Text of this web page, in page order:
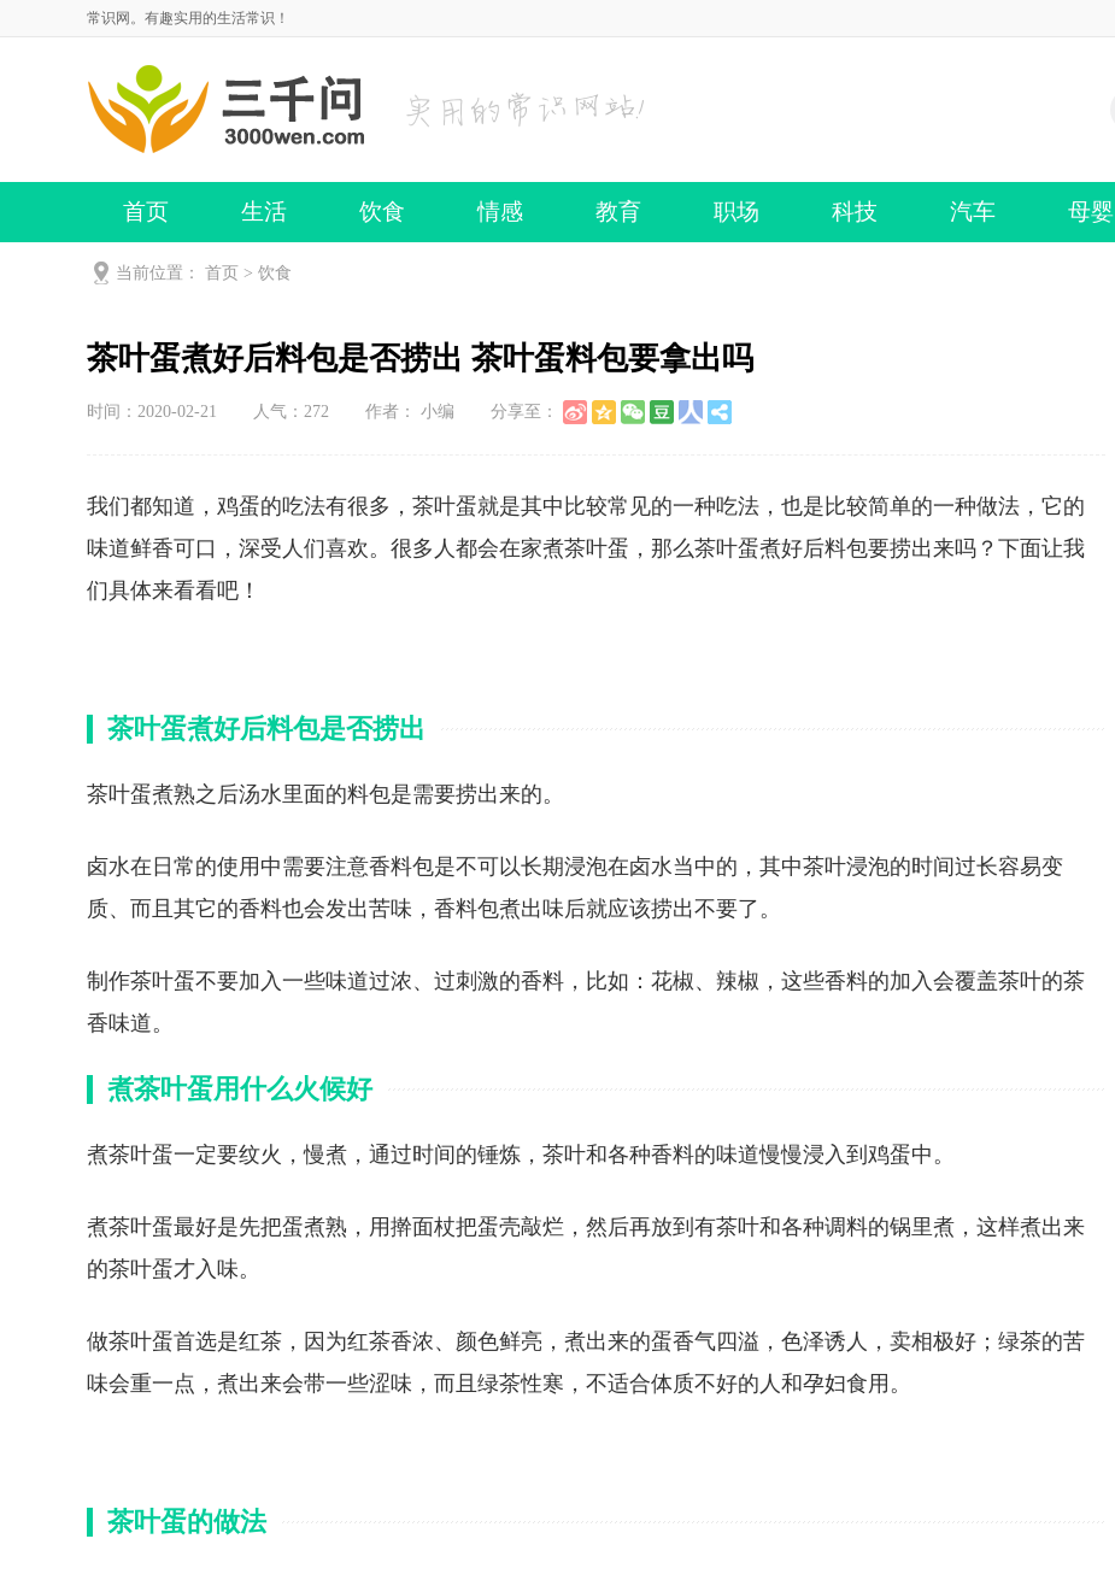
常识网。有趣实用的生活常识！
首页 生活 饮食 情感 教育 职场 科技 汽车 母婴
当前位置： 首页 > 饮食
茶叶蛋煮好后料包是否捞出 茶叶蛋料包要拿出吗
时间：2020-02-21 人气： 272 作者： 小编 分享至：
我们都知道，鸡蛋的吃法有很多，茶叶蛋就是其中比较常见的一种吃法，也是比较简单的一种做法，它的
味道鲜香可口，深受人们喜欢。很多人都会在家煮茶叶蛋，那么茶叶蛋煮好后料包要捞出来吗？下面让我
们具体来看看吧！
茶叶蛋煮好后料包是否捞出
茶叶蛋煮熟之后汤水里面的料包是需要捞出来的。
卤水在日常的使用中需要注意香料包是不可以长期浸泡在卤水当中的，其中茶叶浸泡的时间过长容易变
质、而且其它的香料也会发出苦味，香料包煮出味后就应该捞出不要了。
制作茶叶蛋不要加入一些味道过浓、过刺激的香料，比如：花椒、辣椒，这些香料的加入会覆盖茶叶的茶
香味道。
煮茶叶蛋用什么火候好
煮茶叶蛋一定要纹火，慢煮，通过时间的锤炼，茶叶和各种香料的味道慢慢浸入到鸡蛋中。
煮茶叶蛋最好是先把蛋煮熟，用擀面杖把蛋壳敲烂，然后再放到有茶叶和各种调料的锅里煮，这样煮出来
的茶叶蛋才入味。
做茶叶蛋首选是红茶，因为红茶香浓、颜色鲜亮，煮出来的蛋香气四溢，色泽诱人，卖相极好；绿茶的苦
味会重一点，煮出来会带一些涩味，而且绿茶性寒，不适合体质不好的人和孕妇食用。
茶叶蛋的做法